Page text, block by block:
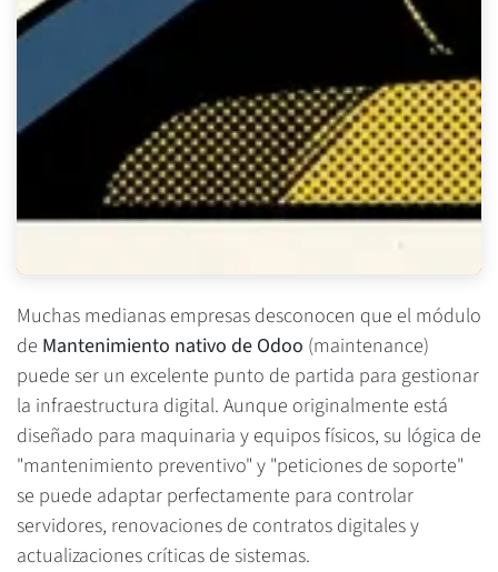
Muchas medianas empresas desconocen que el módulo
de Mantenimiento nativo de Odoo (maintenance)
puede ser un excelente punto de partida para gestionar
la infraestructura digital. Aunque originalmente está
diseñado para maquinaria y equipos físicos, su lógica de
"mantenimiento preventivo" y "peticiones de soporte"
se puede adaptar perfectamente para controlar
servidores, renovaciones de contratos digitales y
actualizaciones críticas de sistemas.